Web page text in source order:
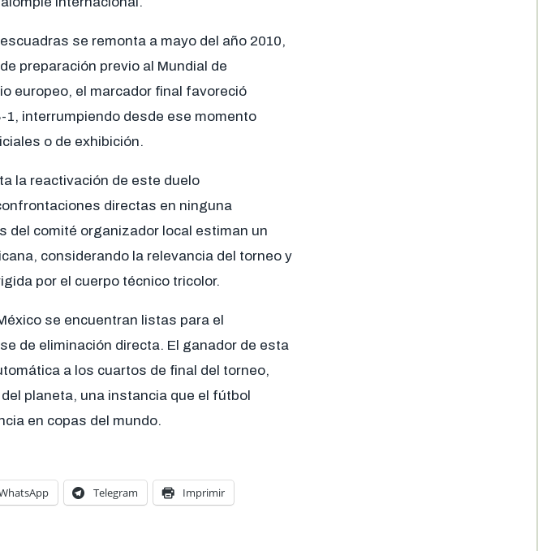
se remonta a mayo del año 2010,
preparación previo al Mundial de
europeo, el marcador final favoreció
interrumpiendo desde ese momento
o de exhibición.
la reactivación de este duelo
directas en ninguna
del comité organizador local estiman un
considerando la relevancia del torneo y
por el cuerpo técnico tricolor.
se encuentran listas para el
de eliminación directa. El ganador de esta
a los cuartos de final del torneo,
planeta, una instancia que el fútbol
en copas del mundo.
Telegram Imprimir